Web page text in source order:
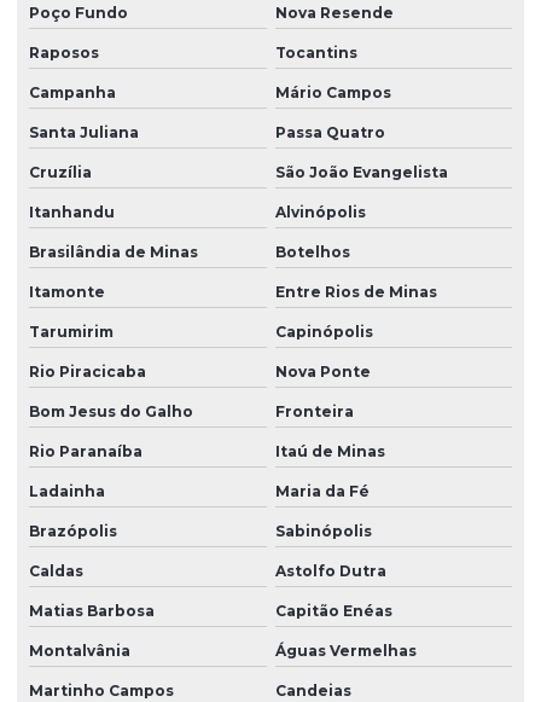
Poço Fundo Nova Resende
Raposos Tocantins
Campanha Mário Campos
Santa Juliana Passa Quatro
Cruzília São João Evangelista
Itanhandu Alvinópolis
Brasilândia de Minas Botelhos
Itamonte Entre Rios de Minas
Tarumirim Capinópolis
Rio Piracicaba Nova Ponte
Bom Jesus do Galho Fronteira
Rio Paranaíba Itaú de Minas
Ladainha Maria da Fé
Brazópolis Sabinópolis
Caldas Astolfo Dutra
Matias Barbosa Capitão Enéas
Montalvânia Águas Vermelhas
Martinho Campos Candeias